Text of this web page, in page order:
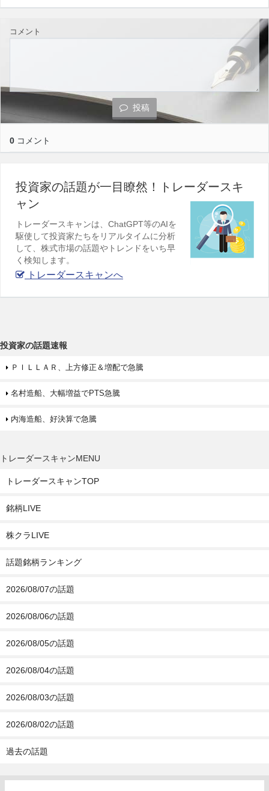
コメント
投稿
0 コメント
投資家の話題が一目瞭然！トレーダースキ
ャン
トレーダースキャンは、ChatGPT等のAIを
駆使して投資家たちをリアルタイムに分析
して、株式市場の話題やトレンドをいち早
く検知します。
トレーダースキャンへ
投資家の話題速報
ＰＩＬＬＡＲ、上方修正＆増配で急騰
名村造船、大幅増益でPTS急騰
内海造船、好決算で急騰
トレーダースキャンMENU
トレーダースキャンTOP
銘柄LIVE
株クラLIVE
話題銘柄ランキング
2026/08/07の話題
2026/08/06の話題
2026/08/05の話題
2026/08/04の話題
2026/08/03の話題
2026/08/02の話題
過去の話題